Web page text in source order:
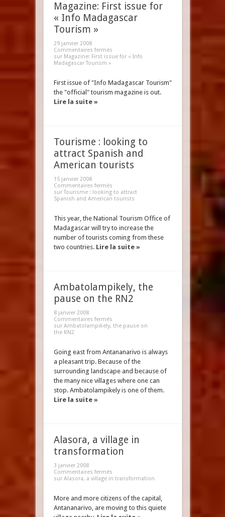
Magazine: First issue for
« Info Madagascar
Tourism »
29 janvier 2008
Commentaires fermés
sur Magazine: First issue for « Info
Madagascar Tourism »
First issue of "Info Madagascar Tourism"
the "official" tourism magazine is out.
Lire la suite »
Tourisme : looking to
attract Spanish and
American tourists
15 janvier 2008
Commentaires fermés
sur Tourisme : looking to attract
Spanish and American tourists
This year, the National Tourism Office of
Madagascar will try to increase the
number of tourists coming from these
two countries. Lire la suite »
Ambatolampikely, the
pause on the RN2
8 janvier 2008
Commentaires fermés
sur Ambatolampikely, the pause on
the RN2
Going east from Antananarivo is always
a pleasant trip. Because of the
surrounding landscape and because of
the many nice villages where one can
stop. Ambatolampikely is one of them.
Lire la suite »
Alasora, a village in
transformation
3 janvier 2008
Commentaires fermés
sur Alasora, a village in transformation
More and more citizens of the capital,
Antananarivo, are moving to this quiete